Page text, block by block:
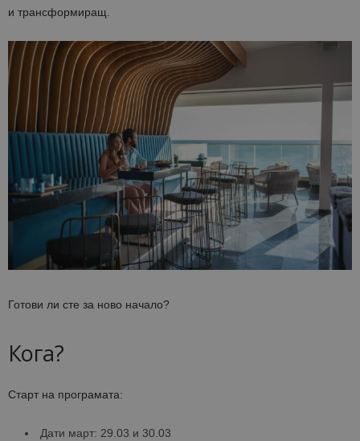
и трансформиращ.
Готови ли сте за ново начало?
Кога?
Старт на програмата:
Дати март: 29.03 и 30.03